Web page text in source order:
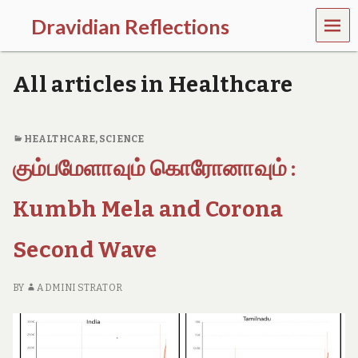
Dravidian Reflections
P
a
s
P
e
s
n
a
n
F
t
u
r
MEN
U
All articles in Healthcare
HEALTHCARE, SCIENCE
கும்பமேளாவும் கொரோனாவும் :
Kumbh Mela and Corona
Second Wave
BY ADMINI STRATOR